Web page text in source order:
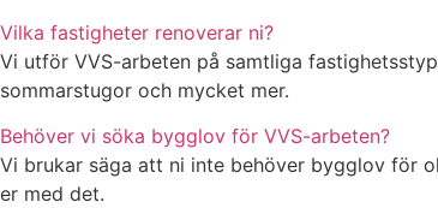
Vilka fastigheter renoverar ni?
Vi utför VVS-arbeten på samtliga
sommarstugor och mycket mer.
Behöver vi söka bygglov för VVS-arbeten?
Vi brukar säga att ni inte behöver bygglov för
er med det.